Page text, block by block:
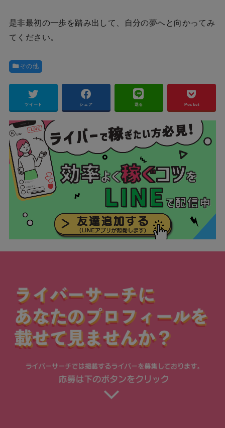
是非最初の一歩を踏み出して、自分の夢へと向かってみ
てください。
その他
ツイート シェア 送る Pocket